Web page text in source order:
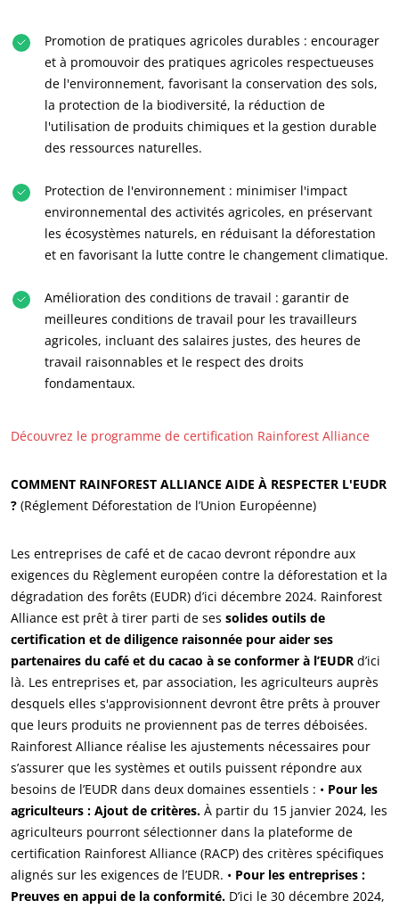
Progresser avec nos équipes
S’investir pour notre environnement
Innover avec notre écosystème
Promotion de pratiques agricoles durables : encourager
et à promouvoir des pratiques agricoles respectueuses
de l'environnement, favorisant la conservation des sols,
la protection de la biodiversité, la réduction de
l'utilisation de produits chimiques et la gestion durable
des ressources naturelles.
Protection de l'environnement : minimiser l'impact
environnemental des activités agricoles, en préservant
les écosystèmes naturels, en réduisant la déforestation
et en favorisant la lutte contre le changement climatique.
Amélioration des conditions de travail : garantir de
meilleures conditions de travail pour les travailleurs
agricoles, incluant des salaires justes, des heures de
travail raisonnables et le respect des droits
fondamentaux.
Découvrez le programme de certification Rainforest Alliance
COMMENT RAINFOREST ALLIANCE AIDE À RESPECTER L'EUDR
? (Réglement Déforestation de l’Union Européenne)
Les entreprises de café et de cacao devront répondre aux
exigences du Règlement européen contre la déforestation et la
dégradation des forêts (EUDR) d’ici décembre 2024. Rainforest
Alliance est prêt à tirer parti de ses solides outils de
certification et de diligence raisonnée pour aider ses
partenaires du café et du cacao à se conformer à l’EUDR d’ici
là. Les entreprises et, par association, les agriculteurs auprès
desquels elles s'approvisionnent devront être prêts à prouver
que leurs produits ne proviennent pas de terres déboisées.
Rainforest Alliance réalise les ajustements nécessaires pour
s’assurer que les systèmes et outils puissent répondre aux
besoins de l’EUDR dans deux domaines essentiels : • Pour les
agriculteurs : Ajout de critères. À partir du 15 janvier 2024, les
agriculteurs pourront sélectionner dans la plateforme de
certification Rainforest Alliance (RACP) des critères spécifiques
alignés sur les exigences de l’EUDR. • Pour les entreprises :
Preuves en appui de la conformité. D’ici le 30 décembre 2024,